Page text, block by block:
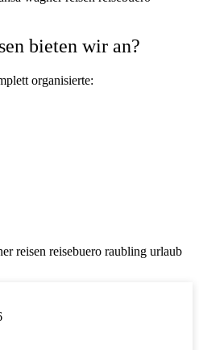
bieten wir an?
organisierte: